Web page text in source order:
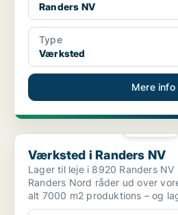
Randers NV
Type
Værksted
Mere info
Værksted i Randers NV
Værksted i Randers NV
Lager til leje i 8920 Randers NV
Randers Nord råder ud over
alt 7000 m2 produktions – og
udlej...